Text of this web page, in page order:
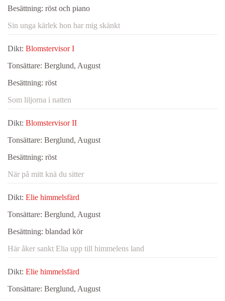
Besättning: röst och piano
Sin unga kärlek hon har mig skänkt
Dikt: Blomstervisor I
Tonsättare: Berglund, August
Besättning: röst
Som liljorna i natten
Dikt: Blomstervisor II
Tonsättare: Berglund, August
Besättning: röst
När på mitt knä du sitter
Dikt: Elie himmelsfärd
Tonsättare: Berglund, August
Besättning: blandad kör
Här åker sankt Elia upp till himmelens land
Dikt: Elie himmelsfärd
Tonsättare: Berglund, August